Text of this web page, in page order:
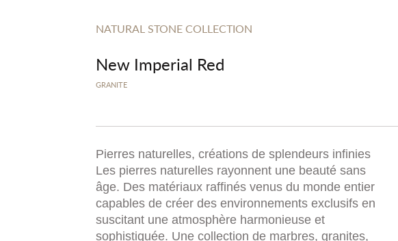
NATURAL STONE COLLECTION
New Imperial Red
GRANITE
Pierres naturelles, créations de splendeurs infinies
Les pierres naturelles rayonnent une beauté sans
âge. Des matériaux raffinés venus du monde entier
capables de créer des environnements exclusifs en
suscitant une atmosphère harmonieuse et
sophistiquée. Une collection de marbres, granites,